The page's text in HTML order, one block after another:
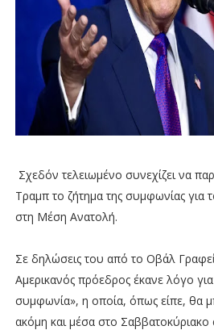
Σχεδόν τελειωμένο συνεχίζει να
Τραμπ το ζήτημα της συμφωνίας για
στη Μέση Ανατολή.
Σε δηλώσεις του από το Οβάλ
Αμερικανός πρόεδρος έκανε λόγο
συμφωνία», η οποία, όπως είπε, θα
ακόμη και μέσα στο